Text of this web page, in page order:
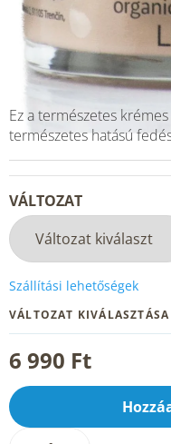
6 990 Ft
VÁLTOZAT KIVÁLASZTÁSA
VÁLTOZAT
Szállítási lehetőségek
Ez a természetes
természetes hatású